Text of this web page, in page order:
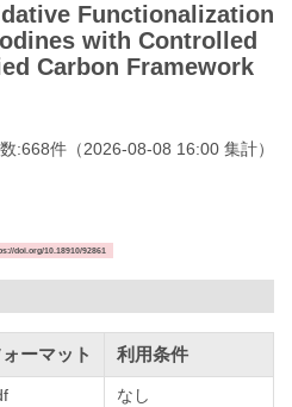
Functionalization
with Controlled
Carbon Framework
:668件 （2026-08-08 16:00 集計）
doi.org/10.18910/92861
ーマット 利用条件
なし